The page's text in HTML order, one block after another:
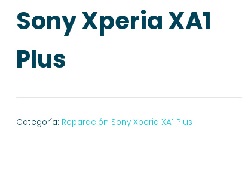
Sony Xperia XA1
Plus
Categoría: Reparación Sony Xperia XA1 Plus